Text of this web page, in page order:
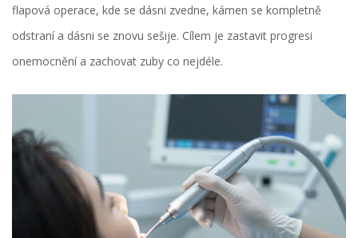
flapová operace, kde se dásni zvedne, kámen se kompletně
odstraní a dásni se znovu sešije. Cílem je zastavit progresi
onemocnění a zachovat zuby co nejdéle.